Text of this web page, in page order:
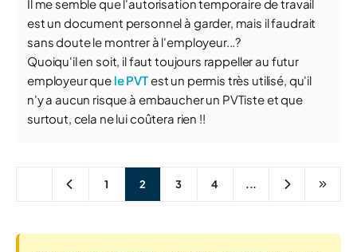
Il me semble que l'autorisation temporaire de travail
est un document personnel à garder, mais il faudrait
sans doute le montrer à l'employeur...?
Quoiqu'il en soit, il faut toujours rappeller au futur
employeur que le PVTest un permis très utilisé, qu'il
n'y a aucun risque à embaucher un PVTiste et que
surtout, cela ne lui coûtera rien !!
1 2 3 4 ...